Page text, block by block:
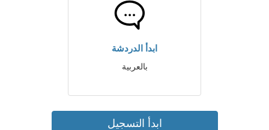
ابدأ الدردشة
بالعربية
ابدأ التسجيل